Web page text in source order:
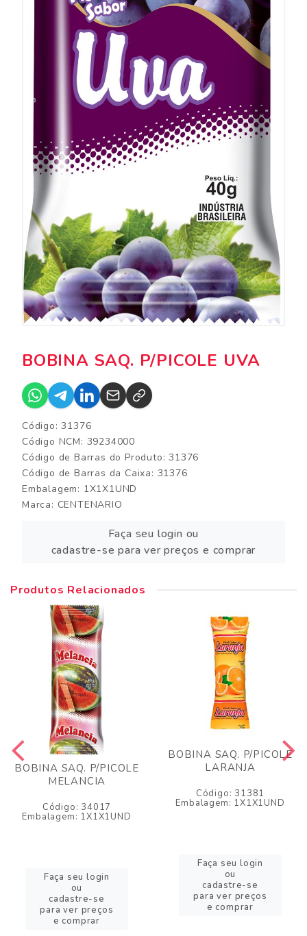
BOBINA SAQ. P/PICOLE UVA
Código: 31376
Código NCM: 39234000
Código de Barras do Produto: 31376
Código de Barras da Caixa: 31376
Embalagem: 1X1X1UND
Marca: CENTENARIO
Faça seu login ou
cadastre-se para ver preços e comprar
Produtos Relacionados
BOBINA SAQ. P/PICOLE
MELANCIA
Código: 34017
Embalagem: 1X1X1UND
Faça seu login
ou
cadastre-se
para ver preços
e comprar
BOBINA SAQ. P/PICOLE
LARANJA
Código: 31381
Embalagem: 1X1X1UND
Faça seu login
ou
cadastre-se
para ver preços
e comprar